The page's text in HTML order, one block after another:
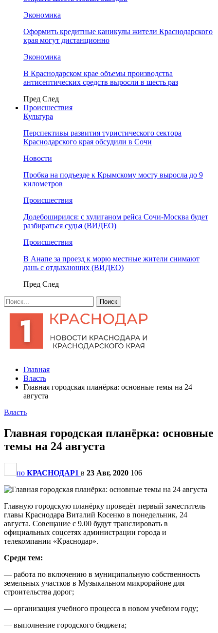
Экономика
Оформить кредитные каникулы жители Краснодарского
края могут дистанционно
Экономика
В Краснодарском крае объемы производства
антисептических средств выросли в шесть раз
Пред След
Происшествия
Культура
Перспективы развития туристического сектора
Краснодарского края обсудили в Сочи
Новости
Пробка на подъезде к Крымскому мосту выросла до 9
километров
Происшествия
Додебоширился: с хулиганом рейса Сочи-Москва будет
разбираться судья (ВИДЕО)
Происшествия
В Анапе за проезд к морю местные жители снимают
дань с отдыхающих (ВИДЕО)
Пред След
Главная
Власть
Главная городская планёрка: основные темы на 24
августа
Власть
Главная городская планёрка: основные
темы на 24 августа
по КРАСНОДАР1 в 23 Авг, 2020 106
Главную городскую планёрку проведёт первый заместитель
главы Краснодара Виталий Косенко в понедельник, 24
августа. Совещание с 9.00 будут транслировать в
официальных соцсетях администрации города и
телекомпании «Краснодар».
Среди тем:
— работа по включению в муниципальную собственность
земельных участков в Музыкальном микрорайоне для
строительства дорог;
— организация учебного процесса в новом учебном году;
— выполнение городского бюджета;